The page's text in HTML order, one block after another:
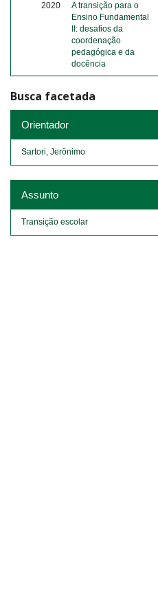
2020
A transição para o
Ensino Fundamental
II: desafios da
coordenação
pedagógica e da
docência
Busca facetada
Orientador
Sartori, Jerônimo
Assunto
Transição escolar